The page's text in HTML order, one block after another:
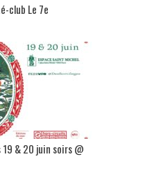
club Le 7e
& 20 juin soirs @